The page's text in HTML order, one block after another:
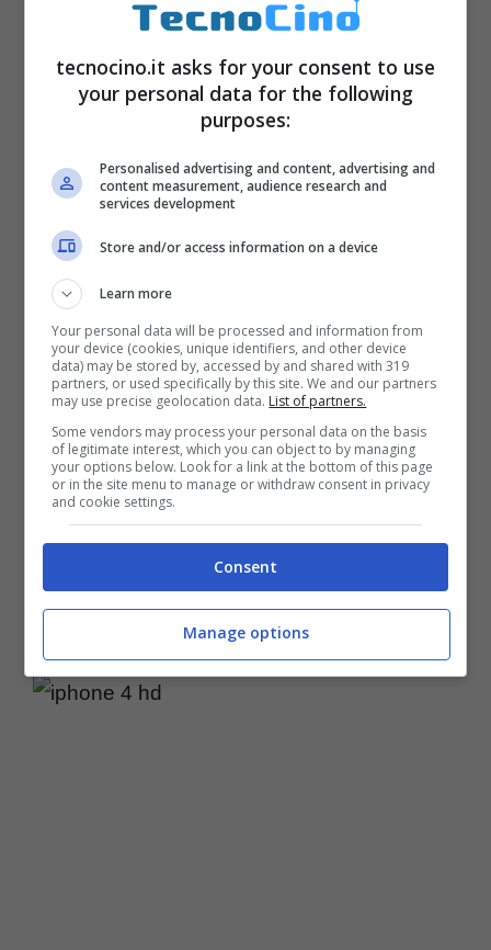
Come zoomare?In Fotocamera,
toccare lo schermo e usare il cursore.
Come salvare una schermata?Tieni
Home
Standby/Riattiva.
Come mettere a fuoco?
Fotocamera tocca schermo nella zona
da mettere a fuoco, sarà regolato
automaticamenteesposizionee
bilanciamentodel bianco.
Come avanzare in un video?
Toccare e tenere premuto poi
trascinare il cursore nella barra in
basso.
TRUCCHI IPHONE WEB
tecnocino.it asks for your consent to use
your personal data for the following
purposes:
Personalised advertising and content, advertising and
content measurement, audience research and
services development
Store and/or access information on a device
Learn more
Your personal data will be processed and information from
your device (cookies, unique identifiers, and other device
data) may be stored by, accessed by and shared with 319
partners, or used specifically by this site. We and our partners
may use precise geolocation data. List of partners.
Some vendors may process your personal data on the basis
of legitimate interest, which you can object to by managing
your options below. Look for a link at the bottom of this page
or in the site menu to manage or withdraw consent in privacy
and cookie settings.
Consent
Manage options